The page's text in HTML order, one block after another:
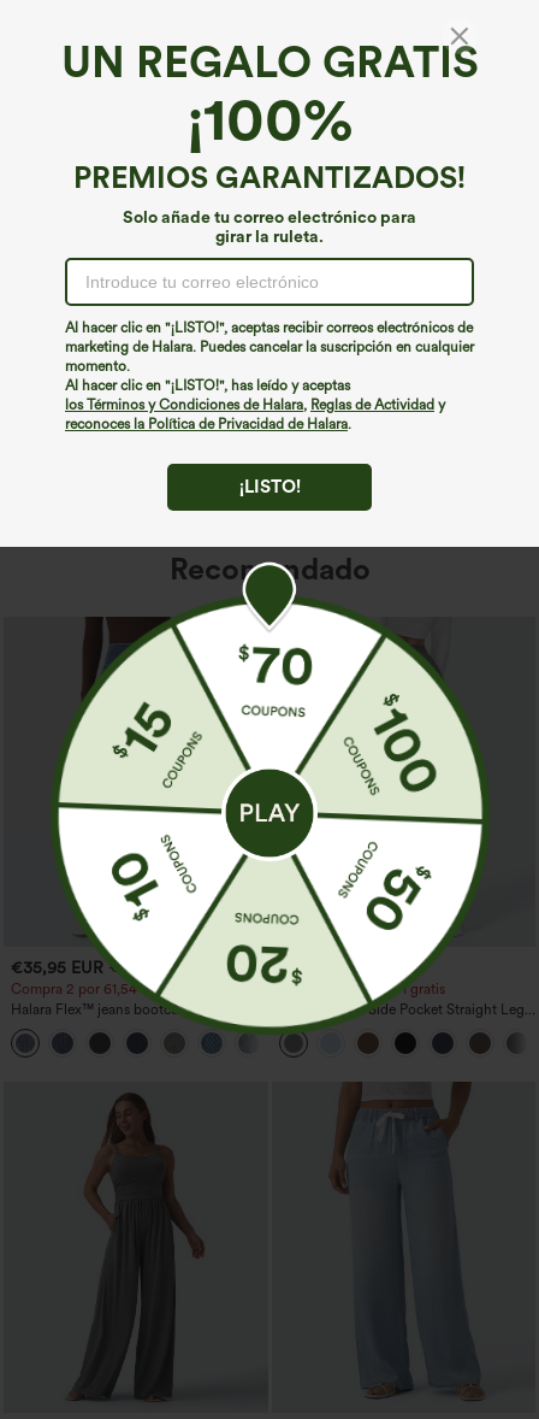
UN REGALO GRATIS
¡100%
PREMIOS GARANTIZADOS!
Solo añade tu correo electrónico para
girar la ruleta.
Al hacer clic en "¡LISTO!", aceptas recibir correos electrónicos de
marketing de Halara. Puedes cancelar la suscripción en cualquier
momento.
Al hacer clic en "¡LISTO!", has leído y aceptas
los Términos y Condiciones de Halara, Reglas de Actividad y
reconoces la Política de Privacidad de Halara.
¡LISTO!
¡Ups!
No podemos encontrar la página que estás buscando.
Seguir comprando
Recomendado
€35,95 EUR €44,95 EUR
Compra 2 por 61,54 € o 4 por 123,08 €.
Halara Flex™ jeans bootcut casual
lavados, de talle alto y con bolsillos
+5
€35,95 EUR
Compra 2 y llévate 1 gratis
High Waisted Side Pocket Straight Leg
Work Pants